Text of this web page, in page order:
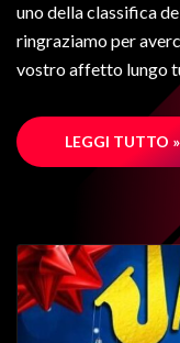
uno della classifica
ringraziamo per
vostro affetto lungo
LEGGI TUTTO »